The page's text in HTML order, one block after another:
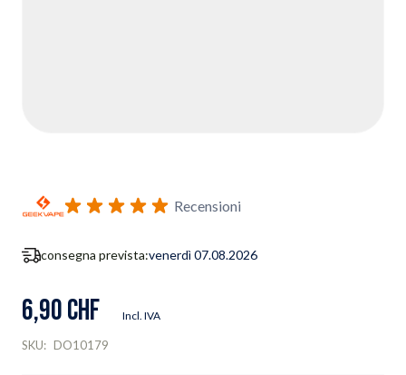
Recensioni
consegna prevista:venerdì 07.08.2026
6,90 CHF Incl. IVA
SKU: DO10179